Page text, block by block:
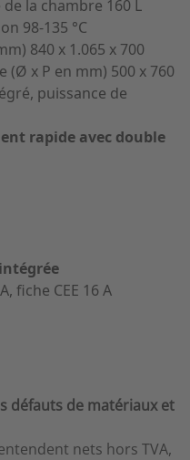
la chambre 160 L
98-135 °C
840 x 1.065 x 700
(Ø x P en mm) 500 x 760
puissance de
rapide avec double
fiche CEE 16 A
défauts de matériaux et
nets hors TVA,